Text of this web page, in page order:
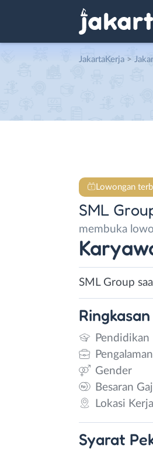
JakartaKerja >
Lowongan
SML
membuka
SML Group
Ringkasan
Pendidikan
Pengalaman
Gender
Besaran
Lokasi Kerja
Syarat